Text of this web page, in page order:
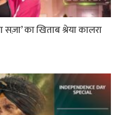
का खिताब श्रेया कालरा